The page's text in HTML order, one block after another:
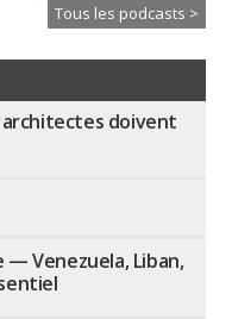
Tous les podcasts >
doivent
— Venezuela, Liban,